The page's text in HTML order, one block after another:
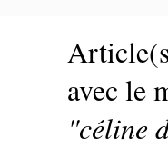
avec le
"céline